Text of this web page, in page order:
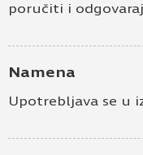
poručiti i
Namena
Upotrebljava se u